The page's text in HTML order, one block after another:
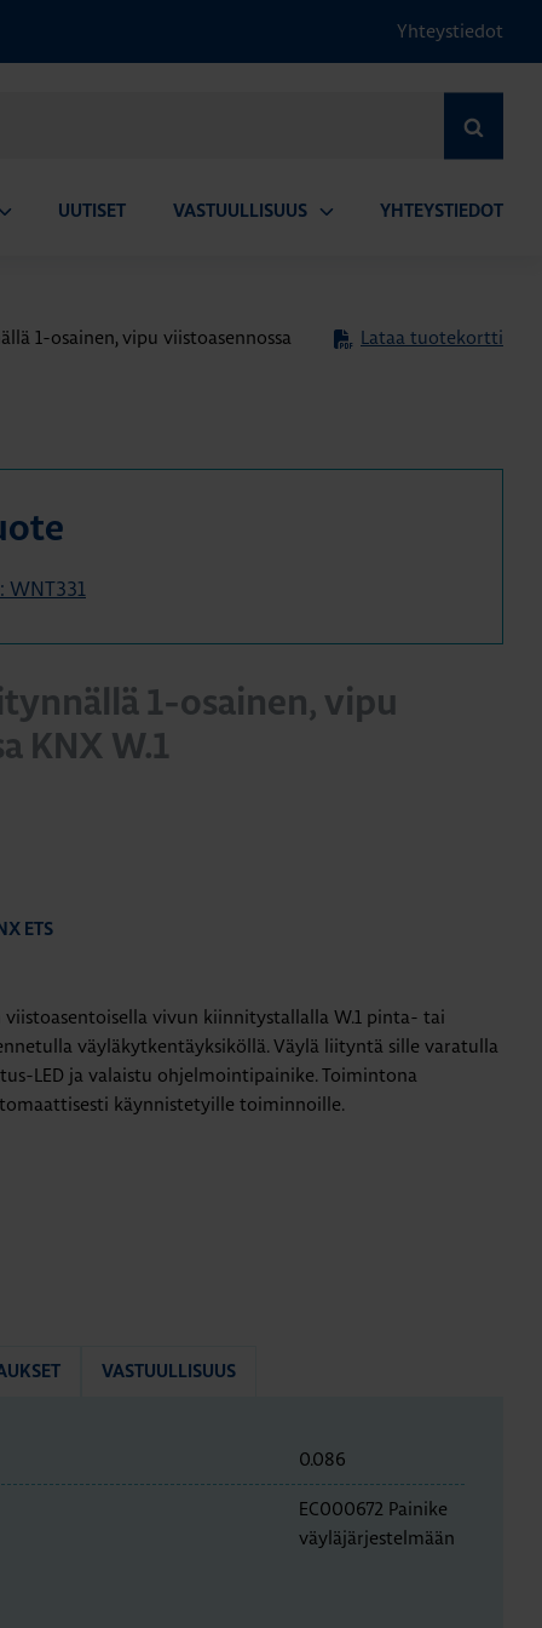
Yhteystiedot
UUTISET VASTUULLISUUS YHTEYSTIEDOT
1-osainen, vipu viistoasennossa
Lataa tuotekortti
1-osainen, vipu
KNX W.1
ETS
viistoasentoisella vivun kiinnitystallalla W.1 pinta- tai
väyläkytkentäyksiköllä. Väylä liityntä sille varatulla
LED ja valaistu ohjelmointipainike. Toimintona
käynnistetyille toiminnoille.
VASTUULLISUUS
0.086
EC000672 Painike
väyläjärjestelmään